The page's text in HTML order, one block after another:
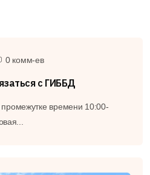
тяжелое дорожно-
0 комм-ев
с ГИББД
времени 10:00-